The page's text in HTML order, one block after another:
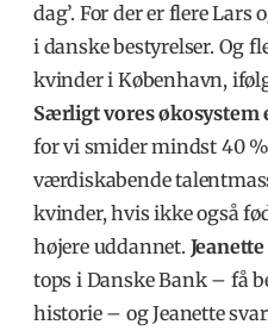
dag’. For der er flere Lars
i danske bestyrelser. Og
kvinder i København,
Særligt vores økosystem
for vi smider mindst 40
værdiskabende
kvinder, hvis ikke også
højere uddannet.
tops i Danske Bank – få
historie – og Jeanette